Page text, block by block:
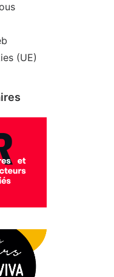
(UE)